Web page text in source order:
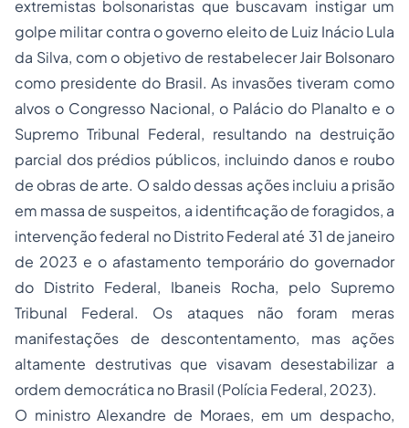
extremistas bolsonaristas que buscavam instigar um
golpe militar contra o governo eleito de Luiz Inácio Lula
da Silva, com o objetivo de restabelecer Jair Bolsonaro
como presidente do Brasil. As invasões tiveram como
alvos o Congresso Nacional, o Palácio do Planalto e o
Supremo Tribunal Federal, resultando na destruição
parcial dos prédios públicos, incluindo danos e roubo
de obras de arte. O saldo dessas ações incluiu a prisão
em massa de suspeitos, a identificação de foragidos, a
intervenção federal no Distrito Federal até 31 de janeiro
de 2023 e o afastamento temporário do governador
do Distrito Federal, Ibaneis Rocha, pelo Supremo
Tribunal Federal. Os ataques não foram meras
manifestações de descontentamento, mas ações
altamente destrutivas que visavam desestabilizar a
ordem democrática no Brasil (Polícia Federal, 2023).
O ministro Alexandre de Moraes, em um despacho,